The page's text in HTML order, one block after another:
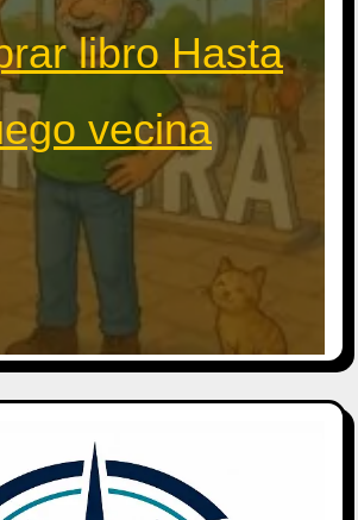
libro Hasta
vecina